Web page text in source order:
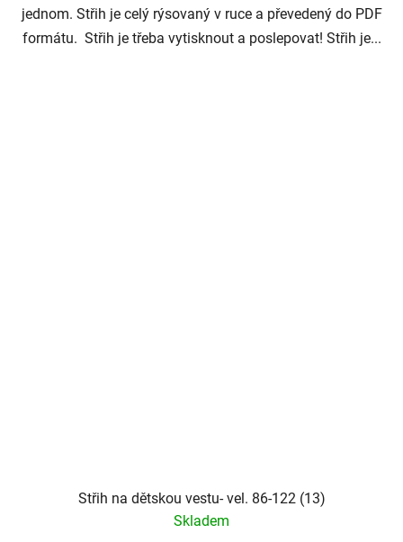
jednom. Střih je celý rýsovaný v ruce a převedený do PDF
formátu. Střih je třeba vytisknout a poslepovat! Střih je...
Střih na dětskou vestu- vel. 86-122 (13)
Skladem